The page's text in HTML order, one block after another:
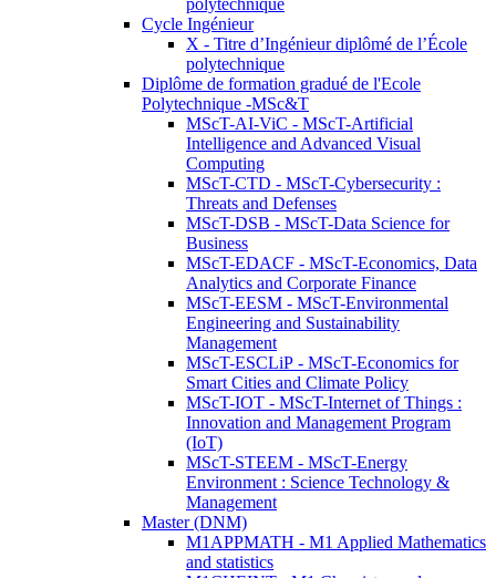
polytechnique
Cycle Ingénieur
X - Titre d’Ingénieur diplômé de l’École
polytechnique
Diplôme de formation gradué de l'Ecole
Polytechnique -MSc&T
MScT-AI-ViC - MScT-Artificial
Intelligence and Advanced Visual
Computing
MScT-CTD - MScT-Cybersecurity :
Threats and Defenses
MScT-DSB - MScT-Data Science for
Business
MScT-EDACF - MScT-Economics, Data
Analytics and Corporate Finance
MScT-EESM - MScT-Environmental
Engineering and Sustainability
Management
MScT-ESCLiP - MScT-Economics for
Smart Cities and Climate Policy
MScT-IOT - MScT-Internet of Things :
Innovation and Management Program
(IoT)
MScT-STEEM - MScT-Energy
Environment : Science Technology &
Management
Master (DNM)
M1APPMATH - M1 Applied Mathematics
and statistics